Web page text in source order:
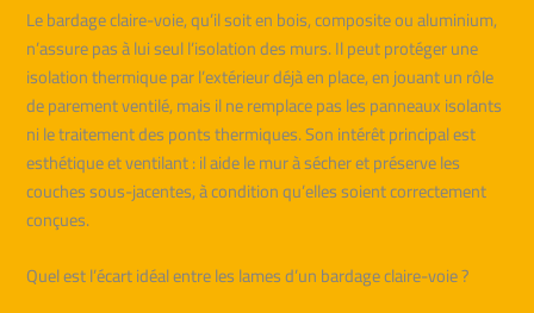
Le bardage claire-voie, qu’il soit en bois, composite ou aluminium,
n’assure pas à lui seul l’isolation des murs. Il peut protéger une
isolation thermique par l’extérieur déjà en place, en jouant un rôle
de parement ventilé, mais il ne remplace pas les panneaux isolants
ni le traitement des ponts thermiques. Son intérêt principal est
esthétique et ventilant : il aide le mur à sécher et préserve les
couches sous-jacentes, à condition qu’elles soient correctement
conçues.
Quel est l’écart idéal entre les lames d’un bardage claire-voie ?